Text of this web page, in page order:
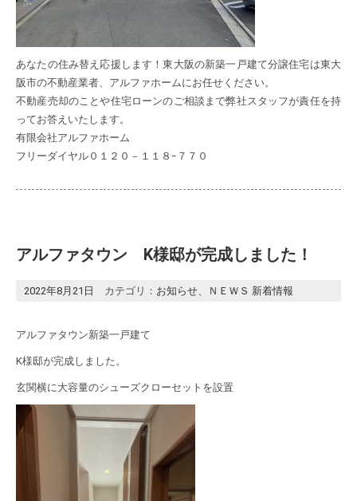
あなたの住み替え応援します！東大阪の新築一戸建て分譲住宅は東大
阪市の不動産業者、アルファホームにお任せください。
不動産売却のことや住宅ローンのご相談まで弊社スタッフが責任を持
ってお答えいたします。
有限会社アルファホーム
フリーダイヤル０１２０－１１８ｰ７７０
アルファタウン K様邸が完成しました！
2022年8月21日 カテゴリ： お知らせ、 ＮＥＷＳ 新着情報
アルファタウン新築一戸建て
K様邸が完成しました。
玄関横に大容量のシューズクローセットを設置